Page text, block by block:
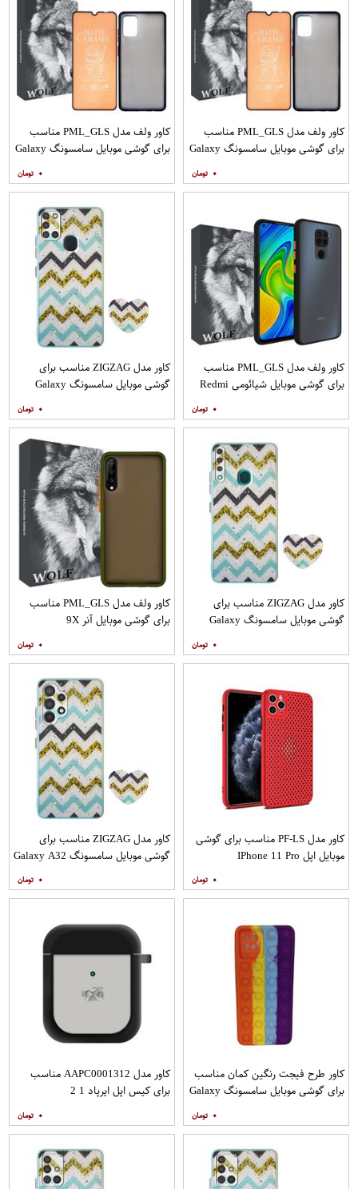
کاور ولف مدل PML_GLS مناسب
برای گوشی موبایل سامسونگ Galaxy
۰
کاور ولف مدل PML_GLS مناسب
برای گوشی موبایل سامسونگ Galaxy
مات
۰
کاور ولف مدل PML_GLS مناسب
برای گوشی موبایل شیائومی Redmi
۰
کاور مدل ZIGZAG مناسب برای
گوشی موبایل سامسونگ Galaxy
۰
کاور مدل ZIGZAG مناسب برای
گوشی موبایل سامسونگ Galaxy
۰
کاور ولف مدل PML_GLS مناسب
برای گوشی موبایل آنر 9X
۰
کاور مدل PF-LS مناسب برای گوشی
موبایل اپل IPhone 11 Pro
۰
کاور مدل ZIGZAG مناسب برای
گوشی موبایل سامسونگ Galaxy A32
۰
کاور طرح فیجت رنگین کمان مناسب
برای گوشی موبایل سامسونگ Galaxy
۰
کاور مدل AAPC0001312 مناسب
برای کیس اپل ایرپاد 1 2
۰